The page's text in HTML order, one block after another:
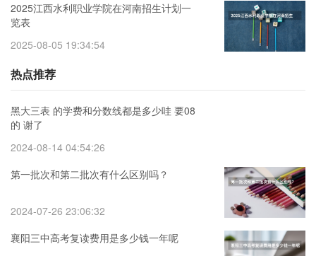
2025江西水利职业学院在河南招生计划一
览表
2025-08-05 19:34:54
热点推荐
黑大三表 的学费和分数线都是多少哇 要08
的 谢了
2024-08-14 04:54:26
第一批次和第二批次有什么区别吗？
2024-07-26 23:06:32
襄阳三中高考复读费用是多少钱一年呢